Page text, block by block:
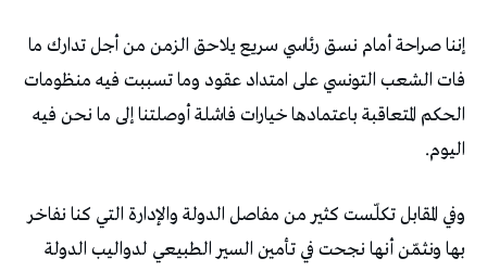
إننا صراحة أمام نسق رئاسي سريع يلاحق الزمن من أجل تدارك ما
فات الشعب التونسي على امتداد عقود وما تسببت فيه منظومات
الحكم المتعاقبة باعتمادها خيارات فاشلة أوصلتنا إلى ما نحن فيه
اليوم.
وفي المقابل تكلّست كثير من مفاصل الدولة والإدارة التي كنا نفاخر
بها ونثمّن أنها نجحت في تأمين السير الطبيعي لدواليب الدولة